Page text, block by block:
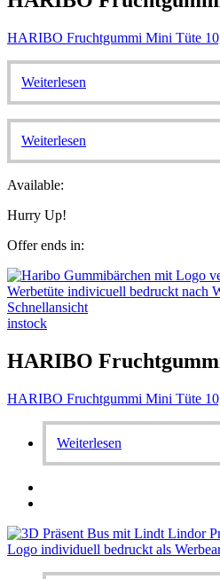
HARIBO Fruchtgummi Mini Tüte
Weiterlesen
Weiterlesen
Available:
Hurry Up!
Offer ends in:
Schnellansicht
instock
HARIBO
HARIBO Fruchtgummi Mini Tüte
Weiterlesen